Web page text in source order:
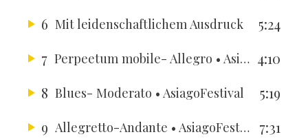
6 Mit leidenschaftlichem Ausdruck
5:24
7 Perpeetum mobile- Allegro • AsiagoFestival
4:10
8 Blues- Moderato • AsiagoFestival
5:19
9 Allegretto-Andante • AsiagoFestival
7:31